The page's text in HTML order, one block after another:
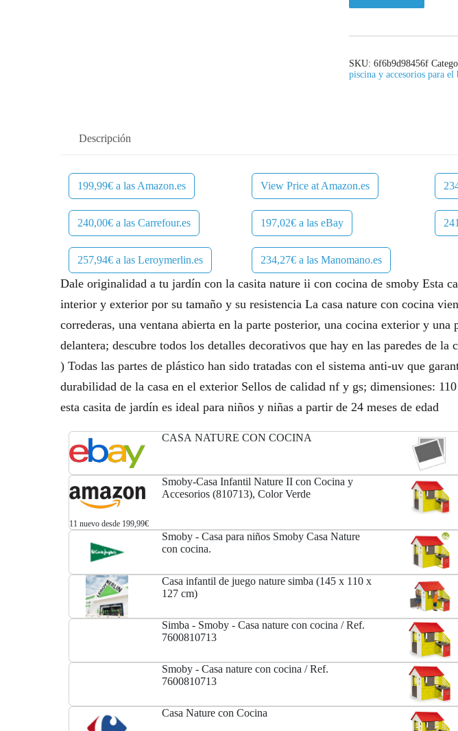
SKU: 6f6b9d98456f
piscina y accesorios para el
Descripción
199,99€ a las Amazon.es View Price at Amazon.es
240,00€ a las Carrefour.es 197,02€ a las eBay
257,94€ a las Leroymerlin.es 234,27€ a las Manomano.es
Dale originalidad a tu jardín con la casita nature ii con cocina de smoby Esta
interior y exterior por su tamaño y su resistencia La casa nature con cocina
correderas, una ventana abierta en la parte posterior, una cocina exterior y una
delantera; descubre todos los detalles decorativos que hay en las paredes de la
) Todas las partes de plástico han sido tratadas con el sistema anti-uv que
durabilidad de la casa en el exterior Sellos de calidad nf y gs; dimensiones:
esta casita de jardín es ideal para niños y niñas a partir de 24 meses de edad
CASA NATURE CON COCINA
Smoby-Casa Infantil Nature II con Cocina y
Accesorios (810713), Color Verde
11 nuevo desde 199,99€
Smoby - Casa para niños Smoby Casa Nature
con cocina.
Casa infantil de juego nature simba (145 x 110 x
127 cm)
Simba - Smoby - Casa nature con cocina / Ref.
7600810713
Smoby - Casa nature con cocina / Ref.
7600810713
Casa Nature con Cocina